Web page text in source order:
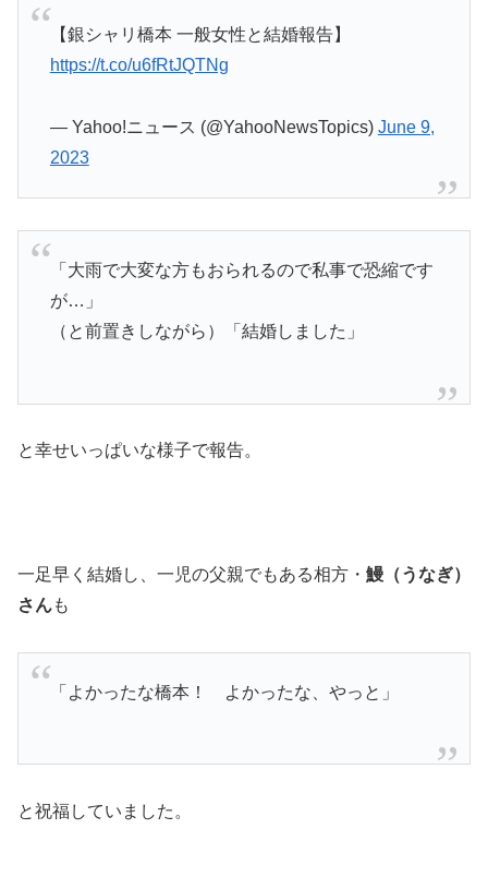
【銀シャリ橋本 一般女性と結婚報告】
https://t.co/u6fRtJQTNg
— Yahoo!ニュース (@YahooNewsTopics) June 9,
2023
「大雨で大変な方もおられるので私事で恐縮です
が…」
（と前置きしながら）「結婚しました」
と幸せいっぱいな様子で報告。
一足早く結婚し、一児の父親でもある相方・ 鰻（うなぎ）
さんも
「よかったな橋本！ よかったな、やっと」
と祝福していました。